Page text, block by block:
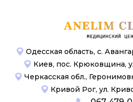
Одесская область, с.
Киев, пос. Крюковщина,
Черкасская обл.,
Кривой Рог, ул.